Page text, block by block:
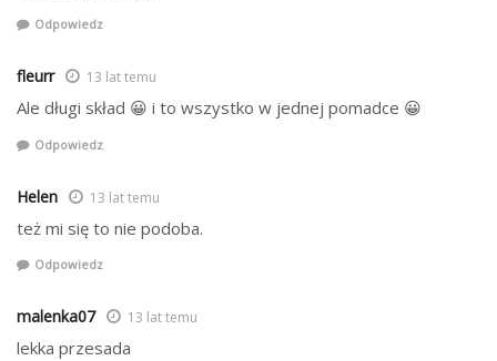
Odpowiedz
fleurr 13 lat temu
Ale długi skład 😀 i to wszystko w jednej pomadce 😀
Odpowiedz
Helen 13 lat temu
też mi się to nie podoba.
Odpowiedz
malenka07 13 lat temu
lekka przesada